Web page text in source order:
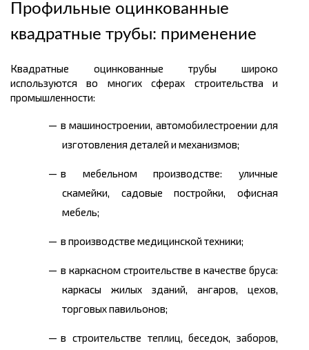
Профильные оцинкованные
квадратные трубы: применение
Квадратные оцинкованные трубы широко
используются во многих сферах строительства и
промышленности:
в машиностроении, автомобилестроении для
изготовления деталей и механизмов;
в мебельном производстве: уличные
скамейки, садовые постройки, офисная
мебель;
в производстве медицинской техники;
в каркасном строительстве в качестве бруса:
каркасы жилых зданий, ангаров, цехов,
торговых павильонов;
в строительстве теплиц, беседок, заборов,